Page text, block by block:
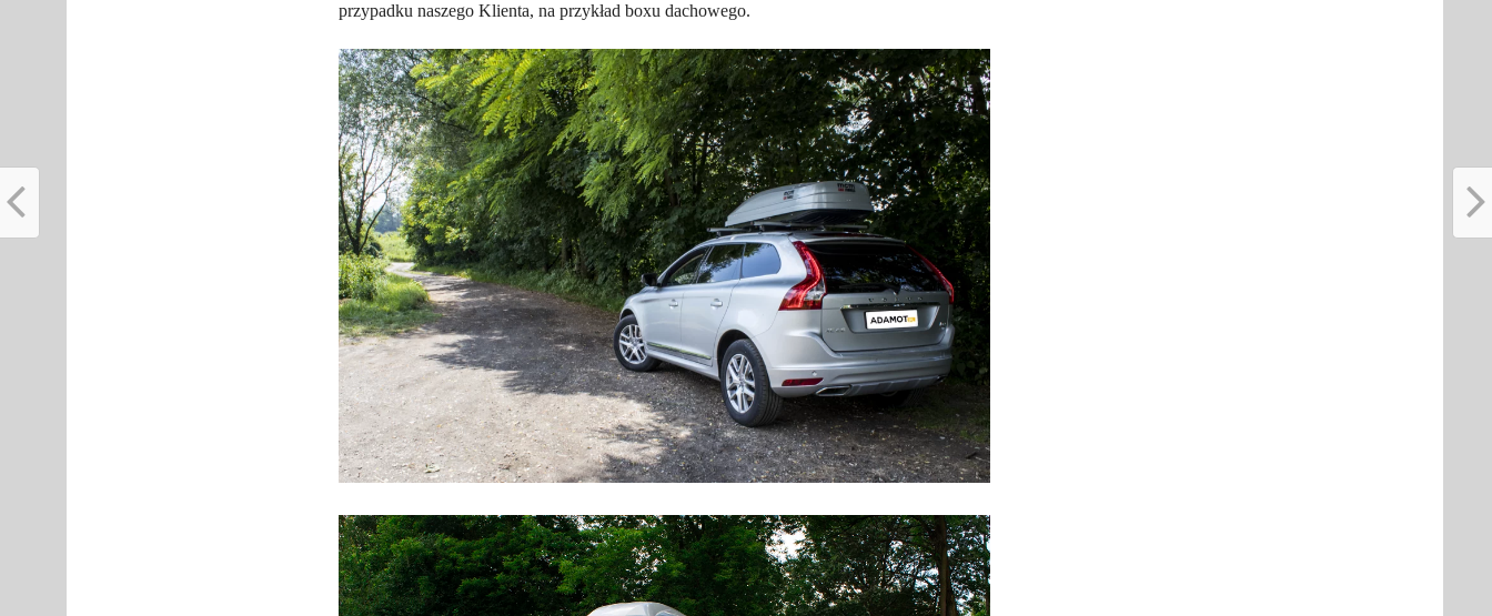
przypadku naszego Klienta, na przykład boxu dachowego.